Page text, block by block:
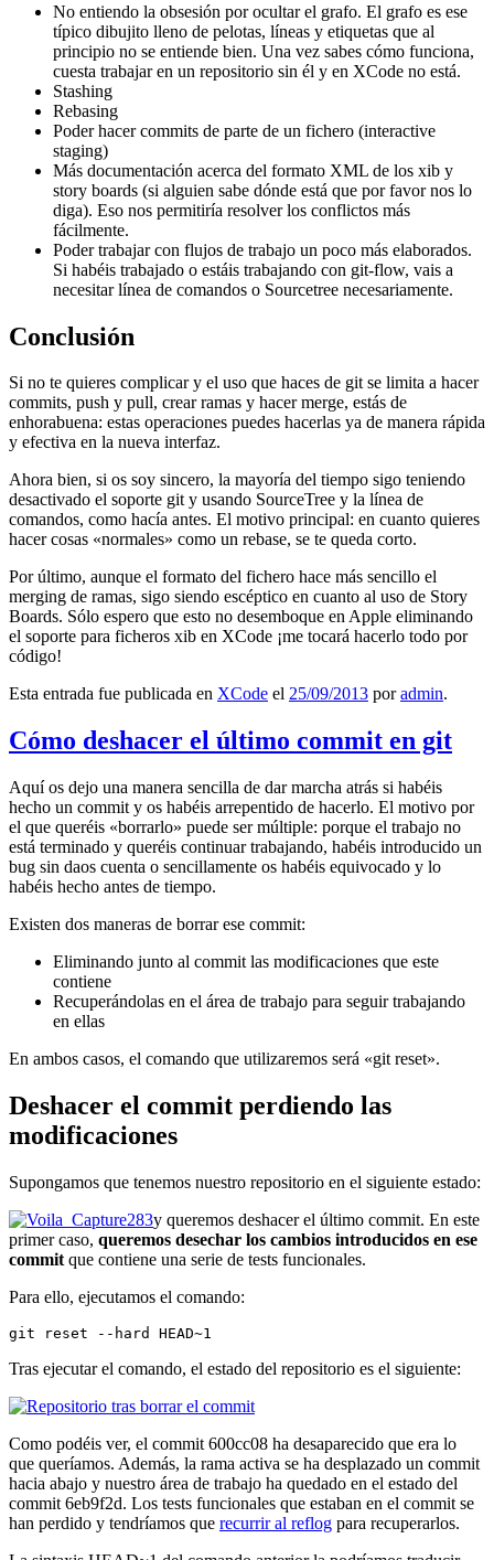
No entiendo la obsesión por ocultar el grafo. El grafo es ese
típico dibujito lleno de pelotas, líneas y etiquetas que al
principio no se entiende bien. Una vez sabes cómo funciona,
cuesta trabajar en un repositorio sin él y en XCode no está.
Stashing
Rebasing
Poder hacer commits de parte de un fichero (interactive
staging)
Más documentación acerca del formato XML de los xib y
story boards (si alguien sabe dónde está que por favor nos lo
diga). Eso nos permitiría resolver los conflictos más
fácilmente.
Poder trabajar con flujos de trabajo un poco más elaborados.
Si habéis trabajado o estáis trabajando con git-flow, vais a
necesitar línea de comandos o Sourcetree necesariamente.
Conclusión
Si no te quieres complicar y el uso que haces de git se limita a hacer
commits, push y pull, crear ramas y hacer merge, estás de
enhorabuena: estas operaciones puedes hacerlas ya de manera rápida
y efectiva en la nueva interfaz.
Ahora bien, si os soy sincero, la mayoría del tiempo sigo teniendo
desactivado el soporte git y usando SourceTree y la línea de
comandos, como hacía antes. El motivo principal: en cuanto quieres
hacer cosas «normales» como un rebase, se te queda corto.
Por último, aunque el formato del fichero hace más sencillo el
merging de ramas, sigo siendo escéptico en cuanto al uso de Story
Boards. Sólo espero que esto no desemboque en Apple eliminando
el soporte para ficheros xib en XCode ¡me tocará hacerlo todo por
código!
Esta entrada fue publicada en XCode el 25/09/2013 poradmin.
Cómo deshacer el último commit en git
Aquí os dejo una manera sencilla de dar marcha atrás si habéis
hecho un commit y os habéis arrepentido de hacerlo. El motivo por
el que queréis «borrarlo» puede ser múltiple: porque el trabajo no
está terminado y queréis continuar trabajando, habéis introducido un
bug sin daos cuenta o sencillamente os habéis equivocado y lo
habéis hecho antes de tiempo.
Existen dos maneras de borrar ese commit:
Eliminando junto al commit las modificaciones que este
contiene
Recuperándolas en el área de trabajo para seguir trabajando
en ellas
En ambos casos, el comando que utilizaremos será «git reset».
Deshacer el commit perdiendo las
modificaciones
Supongamos que tenemos nuestro repositorio en el siguiente estado:
y queremos deshacer el último commit. En este
primer caso, queremos desechar los cambios introducidos en ese
commit que contiene una serie de tests funcionales.
Para ello, ejecutamos el comando:
git reset --hard HEAD~1
Tras ejecutar el comando, el estado del repositorio es el siguiente:
Como podéis ver, el commit 600cc08 ha desaparecido que era lo
que queríamos. Además, la rama activa se ha desplazado un commit
hacia abajo y nuestro área de trabajo ha quedado en el estado del
commit 6eb9f2d. Los tests funcionales que estaban en el commit se
han perdido y tendríamos que recurrir al reflog para recuperarlos.